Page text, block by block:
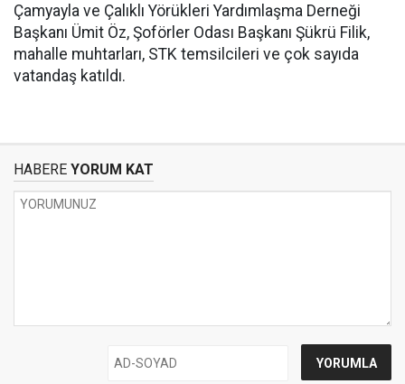
Çamyayla ve Çalıklı Yörükleri Yardımlaşma Derneği
Başkanı Ümit Öz, Şoförler Odası Başkanı Şükrü Filik,
mahalle muhtarları, STK temsilcileri ve çok sayıda
vatandaş katıldı.
HABERE YORUM KAT